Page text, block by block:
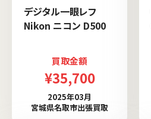
デジタル一眼レフ
Nikon ニコン D500
買取金額
¥35,700
2025年03月
宮城県名取市出張買取